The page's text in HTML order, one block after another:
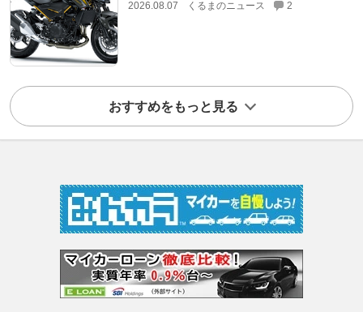
2026.08.07 くるまのニュース 2
おすすめをもっと見る